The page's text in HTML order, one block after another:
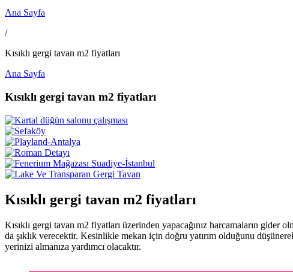
Ana Sayfa
/
Kısıklı gergi tavan m2 fiyatları
Ana Sayfa
Kısıklı gergi tavan m2 fiyatları
Kısıklı gergi tavan m2 fiyatları
Kısıklı gergi tavan m2 fiyatları üzerinden yapacağınız harcamaların gider
da şıklık verecektir. Kesinlikle mekan için doğru yatırım olduğunu
yerinizi almanıza yardımcı olacaktır.